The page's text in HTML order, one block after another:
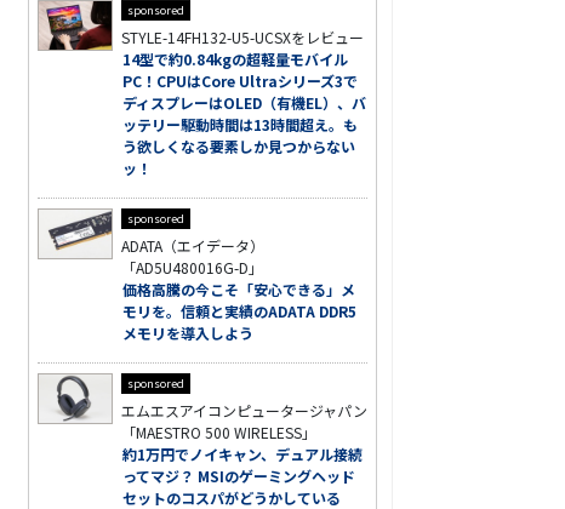
sponsored
STYLE-14FH132-U5-UCSXをレビュー
14型で約0.84kgの超軽量モバイル
PC！CPUはCore Ultraシリーズ3で
ディスプレーはOLED（有機EL）、バ
ッテリー駆動時間は13時間超え。も
う欲しくなる要素しか見つからない
ッ！
sponsored
ADATA（エイデータ）
「AD5U480016G-D」
価格高騰の今こそ「安心できる」メ
モリを。信頼と実績のADATA DDR5
メモリを導入しよう
sponsored
エムエスアイコンピュータージャパン
「MAESTRO 500 WIRELESS」
約1万円でノイキャン、デュアル接続
ってマジ？ MSIのゲーミングヘッド
セットのコスパがどうかしている